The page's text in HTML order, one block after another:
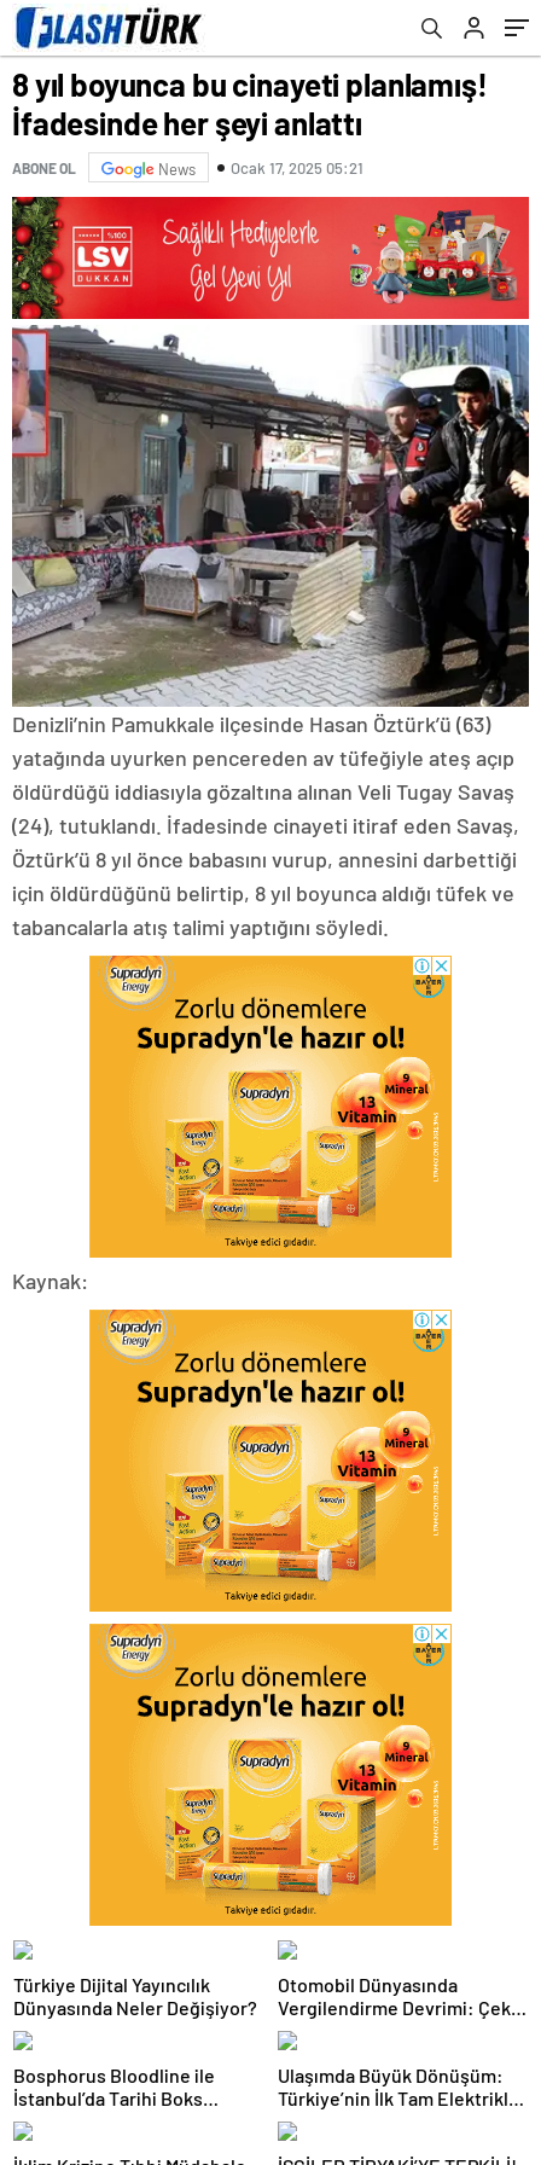
8 yıl boyunca bu cinayeti planlamış!
İfadesinde her şeyi anlattı
ABONE OL News Ocak 17, 2025 05:21
Denizli’nin Pamukkale ilçesinde Hasan Öztürk’ü (63)
yatağında uyurken pencereden av tüfeğiyle ateş açıp
öldürdüğü iddiasıyla gözaltına alınan Veli Tugay Savaş
(24), tutuklandı. İfadesinde cinayeti itiraf eden Savaş,
Öztürk’ü 8 yıl önce babasını vurup, annesini darbettiği
için öldürdüğünü belirtip, 8 yıl boyunca aldığı tüfek ve
tabancalarla atış talimi yaptığını söyledi.
Kaynak:
Türkiye Dijital Yayıncılık
Dünyasında Neler Değişiyor?
Otomobil Dünyasında
Vergilendirme Devrimi: Çekiş
Sistemleri ve Yeni Dönem
Bosphorus Bloodline ile
İstanbul’da Tarihi Boks
Gecesi
Ulaşımda Büyük Dönüşüm:
Türkiye’nin İlk Tam Elektrikli
Akaryakıt İstasyonu Deneyimi